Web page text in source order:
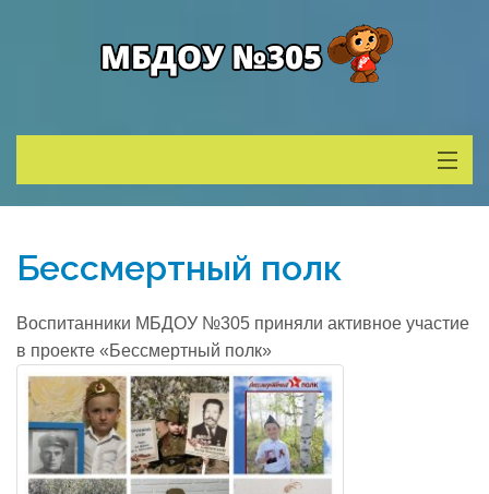
Деятельность
Родителям
Учитель года
Противодействие коррупции
Бессмертный полк
Воспитанники МБДОУ №305 приняли активное участие
в проекте «Бессмертный полк»